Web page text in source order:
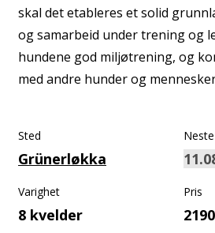
skal det etableres et solid
og samarbeid under trening og
hundene god miljøtrening, og
med andre hunder og
Sted
Grünerløkka
Varighet
8 kvelder
Pris